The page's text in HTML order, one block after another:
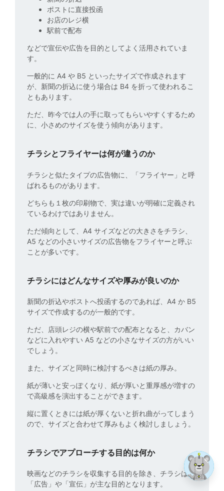
ポストに直接投函
お店のレジ横
駅前で配布
などで宣伝や広告を目的としてよく活用されていま
す。
一般的に A4 や B5 といったサイズで作成されます
が、新聞の折込に使う場合は B4 を折って使われるこ
ともあります。
ただ、昨今では人の手に取ってもらいやすくするため
に、小さめのサイズを使う傾向があります。
チラシとフライヤーは何が違うのか
チラシと似たタイプの広告物に、「フライヤー」と呼
ばれるものがあります。
どちらも１枚の印刷物で、実は違いが明確に定義され
ているわけではありません。
ただ傾向として、A4 サイズなどの大きさをチラシ、
A5 などの小さいサイズの広告物をフライヤーと呼ぶ
ことが多いです。
チラシにはどんなサイズや厚みが良いのか
新聞の折込やポストへ投函するのであれば、A4 か B5
サイズで作成するのが一般的です。
ただ、店頭レジの横や駅前での配布となると、カバン
などに入れやすい A5 などの小さなサイズの方がいい
でしょう。
また、サイズと同時に検討するべきは紙の厚み。
紙が薄いと安っぽくなり、紙が厚いと重厚感が増すの
で高級感を演出することができます。
縦に置くときには紙が厚くないと折れ曲がってしまう
ので、サイズと合わせて厚みもよく検討しましょう。
チラシでアプローチする目的は何か
映画などのチラシを収集する目的を除き、チラシは
「広告」や「宣伝」が主な目的となります。